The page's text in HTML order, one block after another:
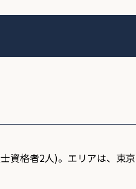
資格者2人)。エリアは、東